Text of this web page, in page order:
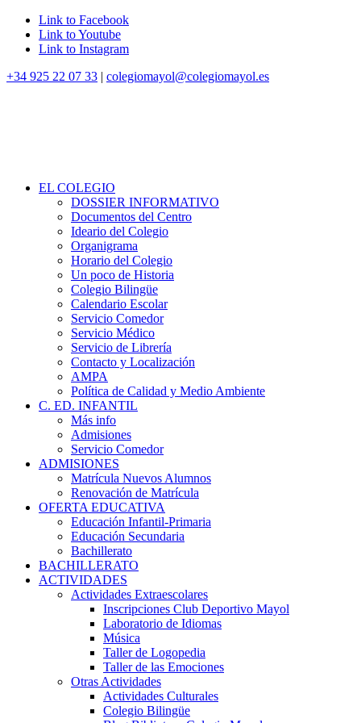
Link to Facebook
Link to Youtube
Link to Instagram
+34 925 22 07 33 | colegiomayol@colegiomayol.es
EL COLEGIO
DOSSIER INFORMATIVO
Documentos del Centro
Ideario del Colegio
Organigrama
Horario del Colegio
Un poco de Historia
Colegio Bilingüe
Calendario Escolar
Servicio Comedor
Servicio Médico
Servicio de Librería
Contacto y Localización
AMPA
Política de Calidad y Medio Ambiente
C. ED. INFANTIL
Más info
Admisiones
Servicio Comedor
ADMISIONES
Matrícula Nuevos Alumnos
Renovación de Matrícula
OFERTA EDUCATIVA
Educación Infantil-Primaria
Educación Secundaria
Bachillerato
BACHILLERATO
ACTIVIDADES
Actividades Extraescolares
Inscripciones Club Deportivo Mayol
Laboratorio de Idiomas
Música
Taller de Logopedia
Taller de las Emociones
Otras Actividades
Actividades Culturales
Colegio Bilingüe